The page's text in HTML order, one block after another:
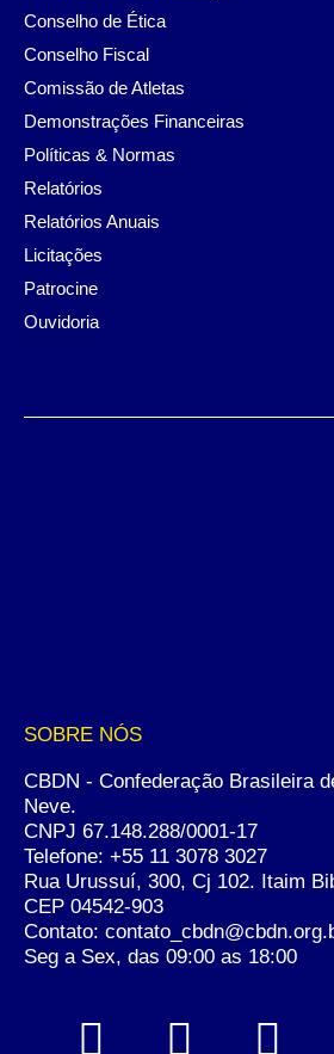
Conselho de Ética
Conselho Fiscal
Comissão de Atletas
Demonstrações Financeiras
Políticas & Normas
Relatórios
Relatórios Anuais
Licitações
Patrocine
Ouvidoria
SOBRE NÓS
CBDN - Confederação Brasileira
Neve.
CNPJ 67.148.288/0001-17
Telefone: +55 11 3078 3027
Rua Urussuí, 300, Cj 102. Itaim
CEP 04542-903
Contato:
Seg a Sex, das 09:00 as 18:00